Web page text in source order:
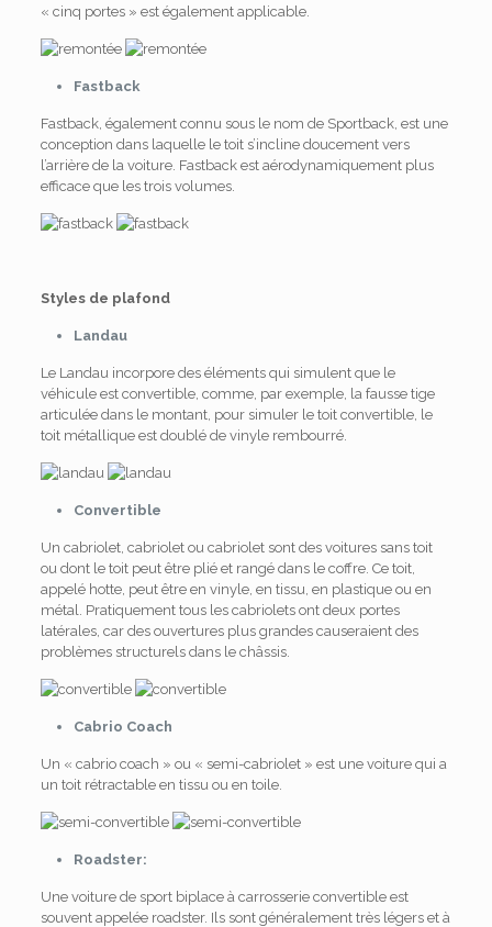
« cinq portes » est également applicable.
Fastback
Fastback, également connu sous le nom de Sportback, est une
conception dans laquelle le toit s’incline doucement vers
l’arrière de la voiture. Fastback est aérodynamiquement plus
efficace que les trois volumes.
Styles de plafond
Landau
Le Landau incorpore des éléments qui simulent que le
véhicule est convertible, comme, par exemple, la fausse tige
articulée dans le montant, pour simuler le toit convertible, le
toit métallique est doublé de vinyle rembourré.
Convertible
Un cabriolet, cabriolet ou cabriolet sont des voitures sans toit
ou dont le toit peut être plié et rangé dans le coffre. Ce toit,
appelé hotte, peut être en vinyle, en tissu, en plastique ou en
métal. Pratiquement tous les cabriolets ont deux portes
latérales, car des ouvertures plus grandes causeraient des
problèmes structurels dans le châssis.
Cabrio Coach
Un « cabrio coach » ou « semi-cabriolet » est une voiture qui a
un toit rétractable en tissu ou en toile.
Roadster:
Une voiture de sport biplace à carrosserie convertible est
souvent appelée roadster. Ils sont généralement très légers et à